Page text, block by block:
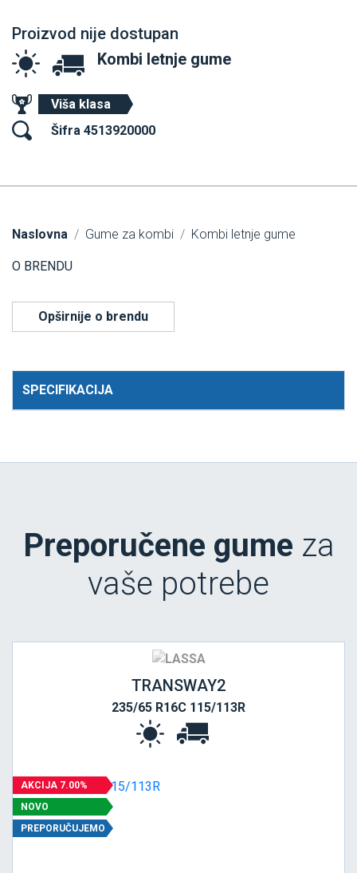
Proizvod nije dostupan
Kombi letnje gume
Viša klasa
Šifra 4513920000
Naslovna Gume za kombi Kombi letnje gume
O BRENDU
Opširnije o brendu
SPECIFIKACIJA
Preporučene gume za
vaše potrebe
TRANSWAY2
235/65 R16C 115/113R
AKCIJA 7.00%
NOVO
PREPORUČUJEMO